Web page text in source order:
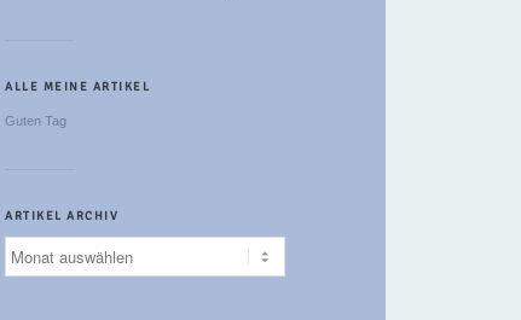
ALLE MEINE ARTIKEL
Guten Tag
ARTIKEL ARCHIV
Artikel
Archiv